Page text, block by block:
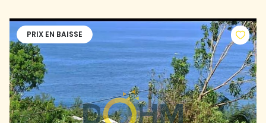
PRIX EN BAISSE